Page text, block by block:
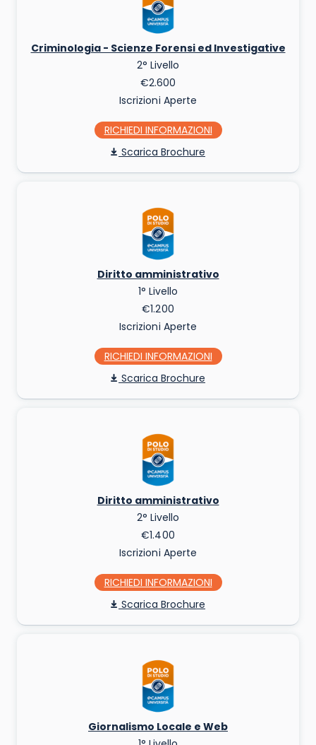
Criminologia - Scienze Forensi ed Investigative
2° Livello
€2.600
Iscrizioni Aperte
RICHIEDI INFO
Scarica Brochure
Diritto amministrativo
1° Livello
€1.200
Iscrizioni Aperte
RICHIEDI INFO
Scarica Brochure
Diritto amministrativo
2° Livello
€1.400
Iscrizioni Aperte
RICHIEDI INFO
Scarica Brochure
Giornalismo Locale e Web